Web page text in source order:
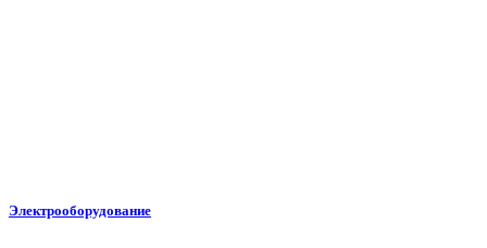
Электрооборудование